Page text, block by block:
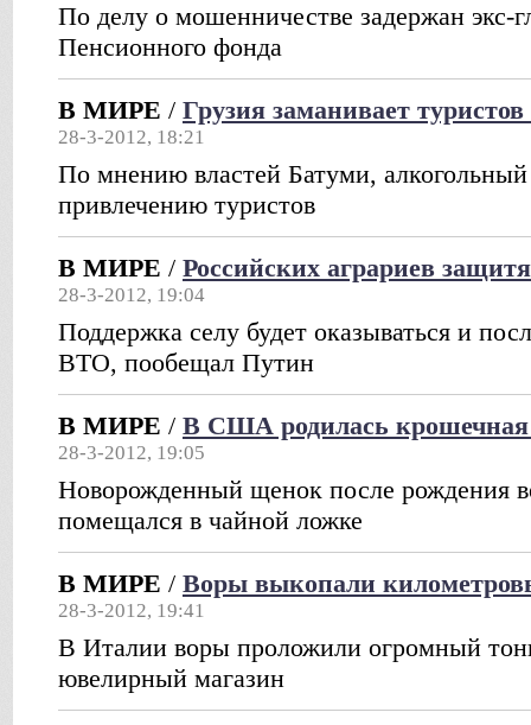
По делу о мошенничестве задержан экс-
Пенсионного фонда
В МИРЕ / Грузия заманивает
28-3-2012, 18:21
По мнению властей Батуми,
привлечению туристов
В МИРЕ / Российских аграриев
28-3-2012, 19:04
Поддержка селу будет оказываться и
ВТО, пообещал Путин
В МИРЕ / В США родилась крошечная
28-3-2012, 19:05
Новорожденный щенок после рождения
помещался в чайной ложке
В МИРЕ / Воры выкопали
28-3-2012, 19:41
В Италии воры проложили огромный
ювелирный магазин